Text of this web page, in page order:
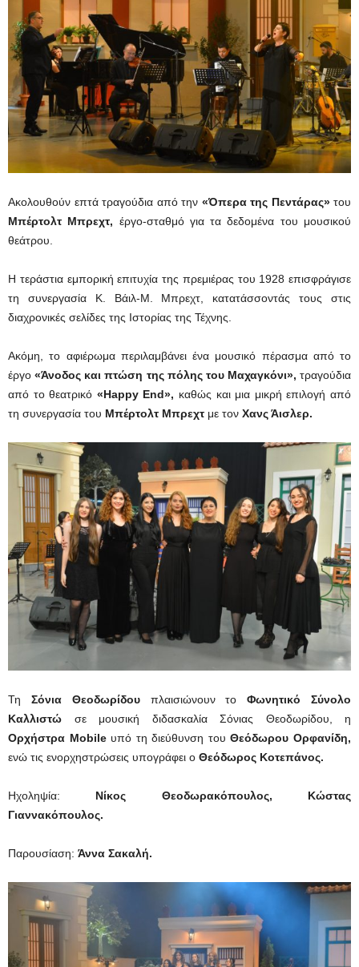
Ακολουθούν επτά τραγούδια από την «Όπερα της Πεντάρας»του
Μπέρτολτ Μπρεχτ, έργο-σταθμό για τα δεδομένα του μουσικού
θεάτρου.
Η τεράστια εμπορική επιτυχία της πρεμιέρας του 1928 επισφράγισε
τη συνεργασία Κ. Βάιλ-Μ. Μπρεχτ, κατατάσσοντάς τους στις
διαχρονικές σελίδες της Ιστορίας της Τέχνης.
Ακόμη, το αφιέρωμα περιλαμβάνει ένα μουσικό πέρασμα από το
έργο«Άνοδος και πτώση της πόλης του Μαχαγκόνι», τραγούδια
από το θεατρικό «Ηappy End», καθώς και μια μικρή επιλογή από
τη συνεργασία του Μπέρτολτ Μπρεχτ με τον Χανς Άισλερ.
Τη Σόνια Θεοδωρίδουπλαισιώνουν τοΦωνητικό Σύνολο
Καλλιστώ σε μουσική διδασκαλία Σόνιας Θεοδωρίδου, η
Ορχήστρα Mobileυπό τη διεύθυνση τουΘεόδωρου Ορφανίδη,
ενώ τις ενορχηστρώσεις υπογράφει ο Θεόδωρος Κοτεπάνος.
Ηχοληψία: Νίκος Θεοδωρακόπουλος, Κώστας
Γιαννακόπουλος.
Παρουσίαση: Άννα Σακαλή.